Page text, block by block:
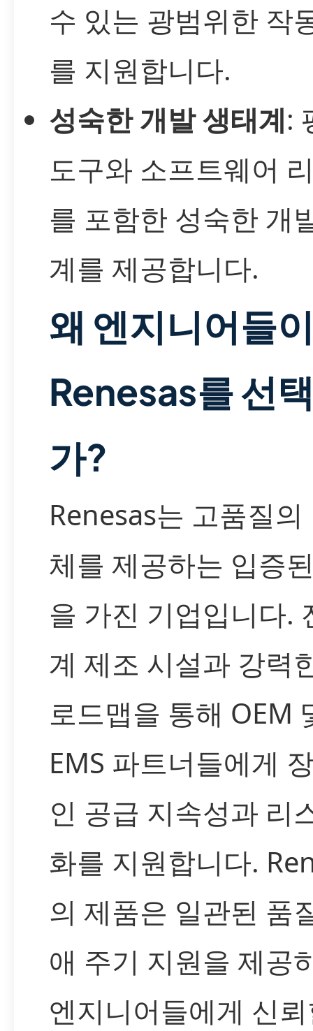
수 있는 광범위한 작
를 지원합니다.
성숙한 개발 생태계:
도구와 소프트웨어
를 포함한 성숙한 개
계를 제공합니다.
왜 엔지니어들
Renesas를 선
가?
Renesas는 고품질의
체를 제공하는 입증
을 가진 기업입니다.
계 제조 시설과 강력
로드맵을 통해 OEM
EMS 파트너들에게
인 공급 지속성과 리
화를 지원합니다.
의 제품은 일관된 품
애 주기 지원을 제공
엔지니어들에게 신